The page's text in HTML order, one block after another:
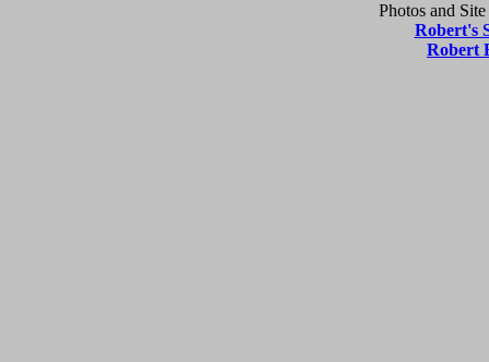
Photos and
Robert's
Robert